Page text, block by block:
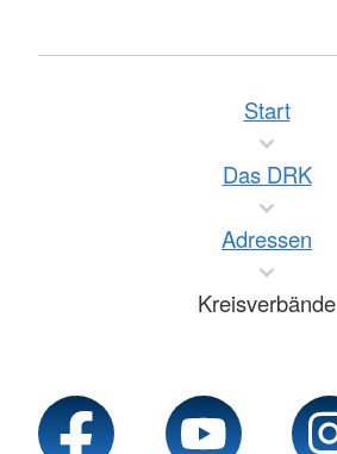
Start
Das DRK
Adressen
Kreisverbände